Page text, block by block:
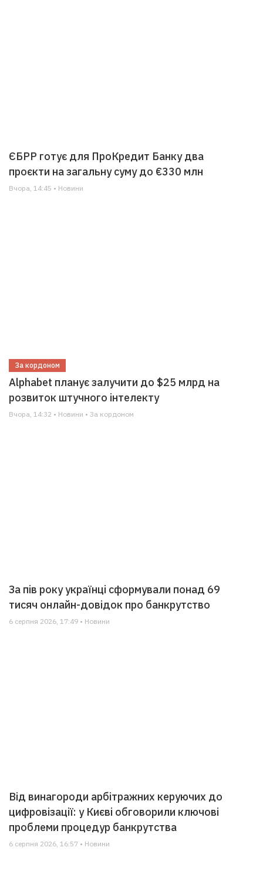
ЄБРР готує для ПроКредит Банку два
проєкти на загальну суму до €330 млн
Вчора, 14:45 • Новини
За кордоном
Alphabet планує залучити до $25 млрд на
розвиток штучного інтелекту
Вчора, 14:32 • Новини • За кордоном
За пів року українці сформували понад 69
тисяч онлайн-довідок про банкрутство
6 серпня 2026, 17:49 • Новини
Від винагороди арбітражних керуючих до
цифровізації: у Києві обговорили ключові
проблеми процедур банкрутства
6 серпня 2026, 16:57 • Новини